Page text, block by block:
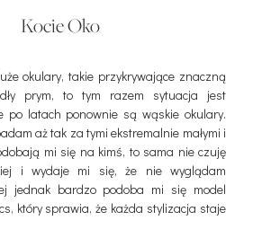
Kocie Oko
okulary, takie przykrywające znaczną
prym, to tym razem sytuacja jest
po latach ponownie są wąskie okulary.
aż tak za tymi ekstremalnie małymi i
mi się na kimś, to sama nie czuję
i wydaje mi się, że nie wyglądam
jednak bardzo podoba mi się model
który sprawia, że każda stylizacja staje